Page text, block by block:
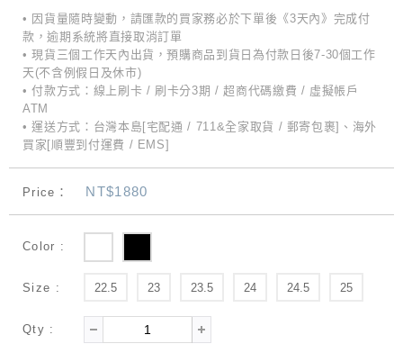
• 因貨量隨時變動，請匯款的買家務必於下單後《3天內》完成付
款，逾期系統將直接取消訂單
• 現貨三個工作天內出貨，預購商品到貨日為付款日後7-30個工作
天(不含例假日及休市)
• 付款方式：線上刷卡 / 刷卡分3期 / 超商代碼繳費 / 虛擬帳戶
ATM
• 運送方式：台灣本島[宅配通 / 711&全家取貨 / 郵寄包裹]、海外
買家[順豐到付運費 / EMS]
Price： NT$1880
Color :
Size : 22.5 23 23.5 24 24.5 25
Qty :